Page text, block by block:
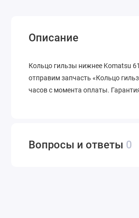
Описание
Кольцо гильзы нижнее Komatsu
отправим запчасть «Кольцо
часов с момента оплаты.
Вопросы и ответы 0